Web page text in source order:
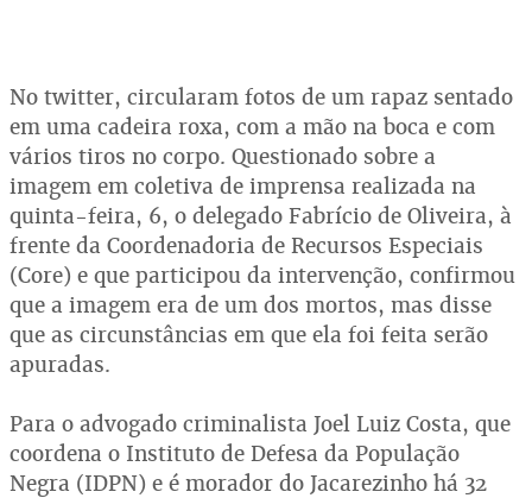
No twitter, circularam fotos de um rapaz sentado
em uma cadeira roxa, com a mão na boca e com
vários tiros no corpo. Questionado sobre a
imagem em coletiva de imprensa realizada na
quinta-feira, 6, o delegado Fabrício de Oliveira, à
frente da Coordenadoria de Recursos Especiais
(Core) e que participou da intervenção, confirmou
que a imagem era de um dos mortos, mas disse
que as circunstâncias em que ela foi feita serão
apuradas.
Para o advogado criminalista Joel Luiz Costa, que
coordena o Instituto de Defesa da População
Negra (IDPN) e é morador do Jacarezinho há 32